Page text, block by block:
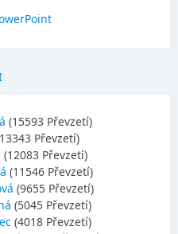
(15593 Převzetí)
Převzetí)
(12083 Převzetí)
(11546 Převzetí)
(9655 Převzetí)
(5045 Převzetí)
(4018 Převzetí)